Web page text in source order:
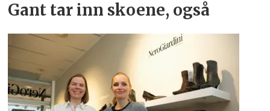
Gant tar inn skoene, også